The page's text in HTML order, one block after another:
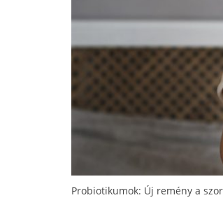
Probiotikumok: Új remény a